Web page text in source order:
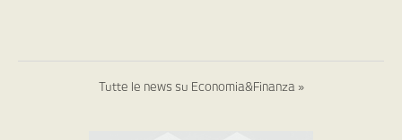
Tutte le news su Economia&Finanza »